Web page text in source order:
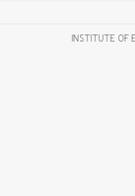
INSTITUTE OF